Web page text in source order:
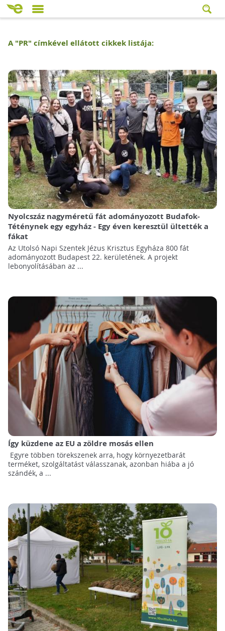
A "PR" címkével ellátott cikkek listája:
Nyolcszáz nagyméretű fát adományozott Budafok-
Téténynek egy egyház - Egy éven keresztül ültették a
fákat
Az Utolsó Napi Szentek Jézus Krisztus Egyháza 800 fát
adományozott Budapest 22. kerületének. A projekt
lebonyolításában az ...
Így küzdene az EU a zöldre mosás ellen
Egyre többen törekszenek arra, hogy környezetbarát
terméket, szolgáltatást válasszanak, azonban hiába a jó
szándék, a ...